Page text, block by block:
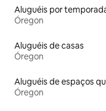
Óregon
Aluguéis de casas
Óregon
Óregon